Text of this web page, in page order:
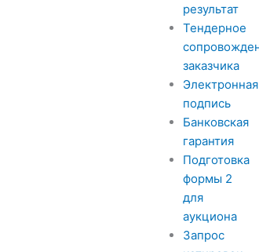
результат
Тендерное
заказчика
Электронная
подпись
Банковская
гарантия
Подготовка
формы 2
для
аукциона
Запрос